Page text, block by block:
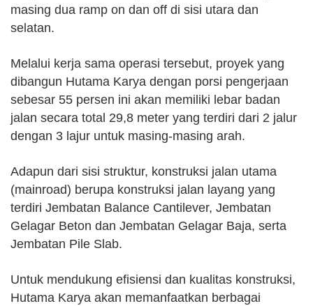
masing dua ramp on dan off di sisi utara dan
selatan.
Melalui kerja sama operasi tersebut, proyek yang
dibangun Hutama Karya dengan porsi pengerjaan
sebesar 55 persen ini akan memiliki lebar badan
jalan secara total 29,8 meter yang terdiri dari 2 jalur
dengan 3 lajur untuk masing-masing arah.
Adapun dari sisi struktur, konstruksi jalan utama
(mainroad) berupa konstruksi jalan layang yang
terdiri Jembatan Balance Cantilever, Jembatan
Gelagar Beton dan Jembatan Gelagar Baja, serta
Jembatan Pile Slab.
Untuk mendukung efisiensi dan kualitas konstruksi,
Hutama Karya akan memanfaatkan berbagai